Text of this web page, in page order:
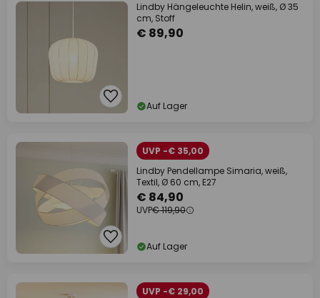
Lindby Hängeleuchte Helin, weiß, Ø 35
cm, Stoff
€ 89,90
Auf Lager
UVP -€ 35,00
Lindby Pendellampe Simaria, weiß,
Textil, Ø 60 cm, E27
€ 84,90
UVP€ 119,90
Auf Lager
UVP -€ 29,00